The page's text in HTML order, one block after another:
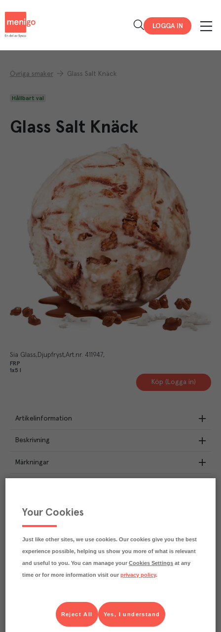
LOGGA IN
Övriga smaker Glass Salt Knäck
Hållbart val
Glass Salt Knäck
Sia Glass Djupfryst Art.nr. 411947
FRP
1x5 l
Köp (Logga in)
Artikelinformation
Beskrivning
Märkningar
Klimatavtryck
utsläppen av 4.2 kg koldioxid.
Läs mer om hur vi beräknar klimatavtryck
Your Cookies
Just like other sites, we use cookies. Our cookies give you the best
experience possible, helping us show you more of what is relevant
and useful to you. You can manage yourCookies Settings at any
time or for more information visit ourprivacy policy.
Yes, I understand
Reject All